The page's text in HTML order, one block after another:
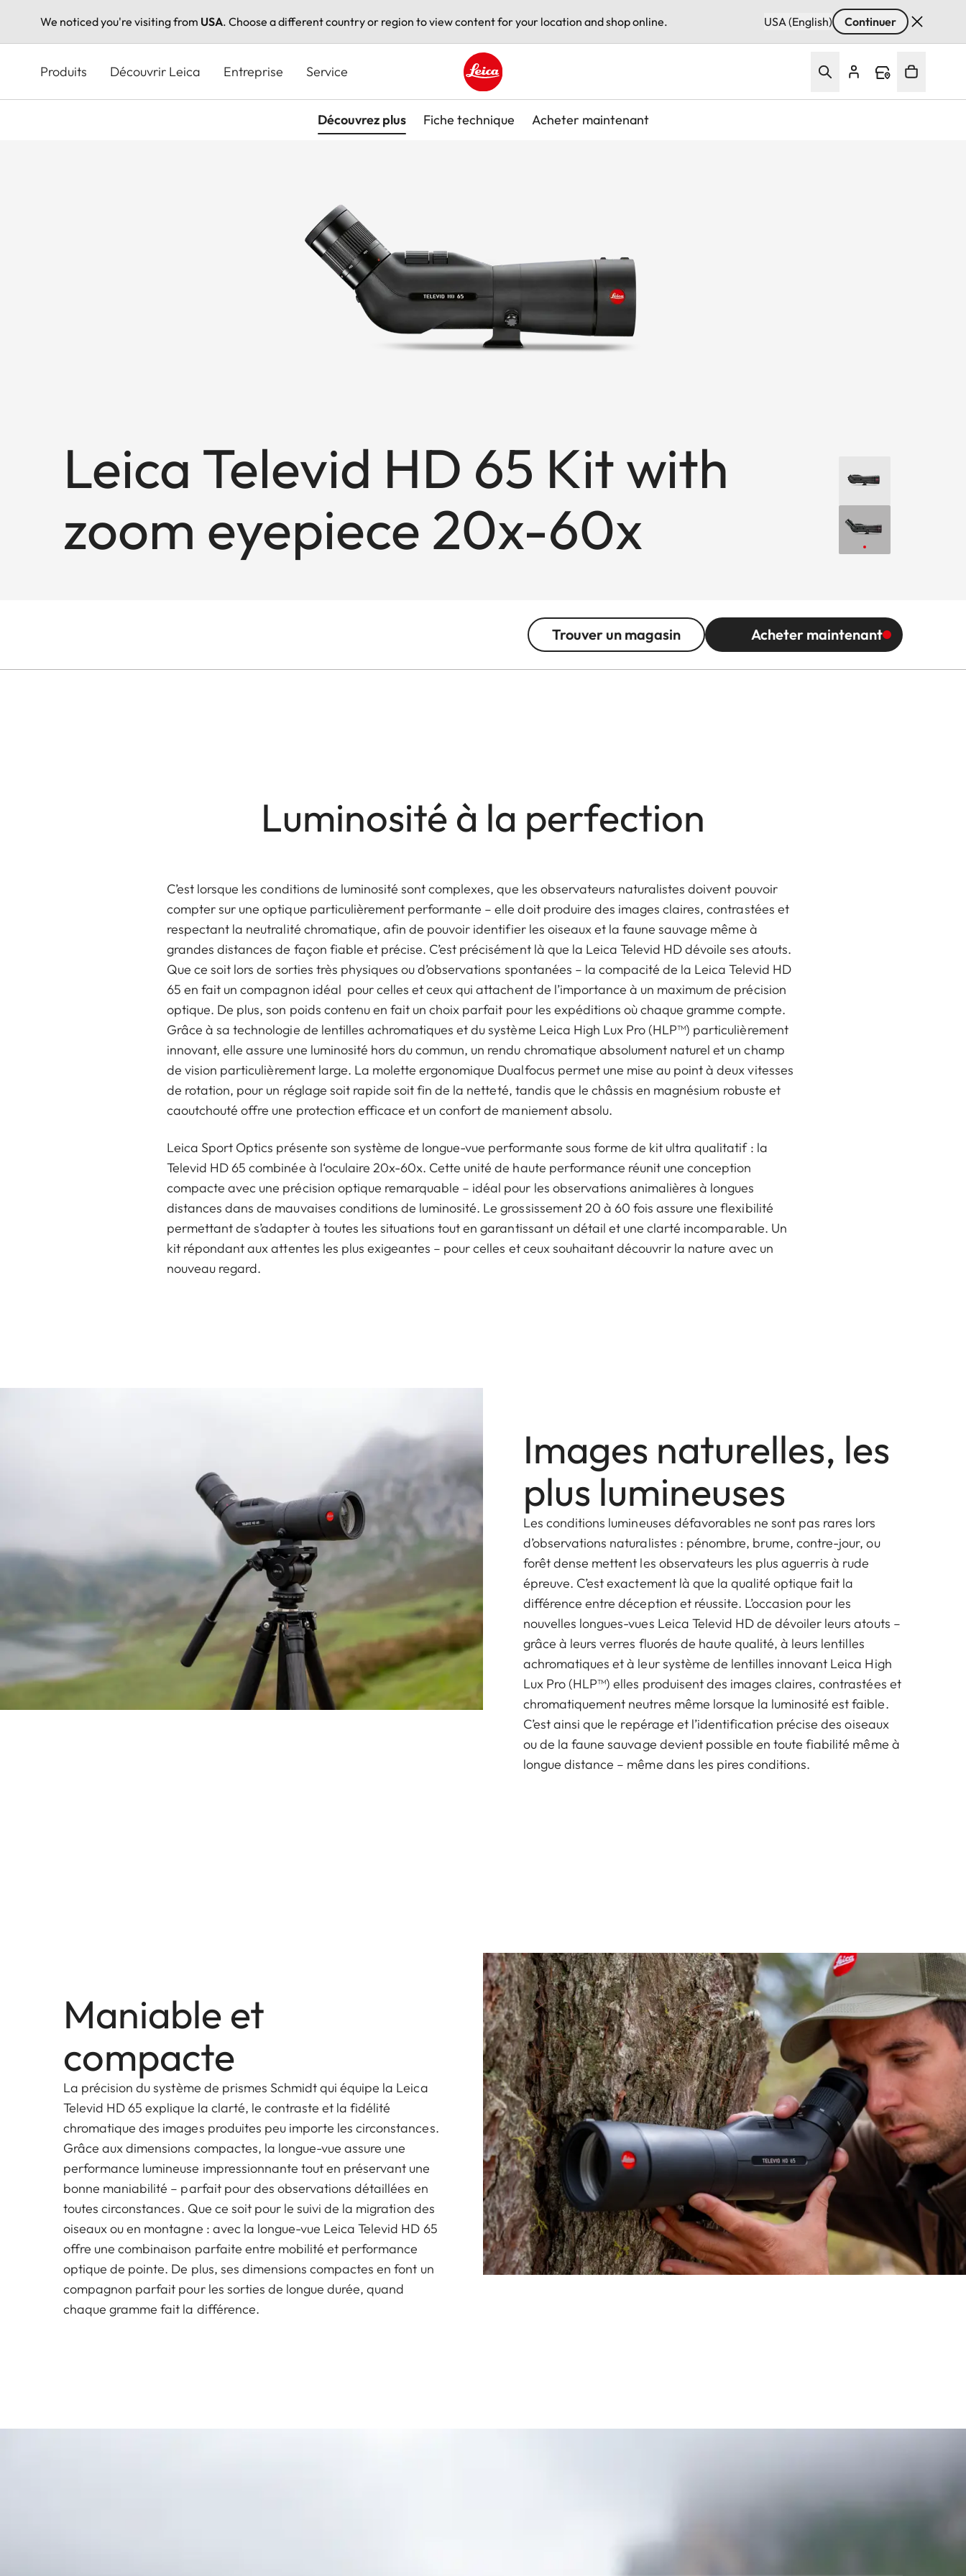
We noticed you're visiting from USA. Choose a different country or region to view content for your location and shop online. USA (English) Continuer
principal
Produits Découvrir Leica Entreprise Service
Leica logo - Home
Découvrez plus Fiche technique Acheter maintenant
Leica Televid HD 65 Kit with
zoom eyepiece 20x-60x
Trouver un magasin Acheter maintenant
Luminosité à la perfection
C’est lorsque les conditions de luminosité sont complexes, que les observateurs naturalistes doivent pouvoir
compter sur une optique particulièrement performante – elle doit produire des images claires, contrastées et
respectant la neutralité chromatique, afin de pouvoir identifier les oiseaux et la faune sauvage même à
grandes distances de façon fiable et précise. C’est précisément là que la Leica Televid HD dévoile ses atouts.
Que ce soit lors de sorties très physiques ou d’observations spontanées – la compacité de la Leica Televid HD
65 en fait un compagnon idéal pour celles et ceux qui attachent de l’importance à un maximum de précision
optique. De plus, son poids contenu en fait un choix parfait pour les expéditions où chaque gramme compte.
Grâce à sa technologie de lentilles achromatiques et du système Leica High Lux Pro (HLP™) particulièrement
innovant, elle assure une luminosité hors du commun, un rendu chromatique absolument naturel et un champ
de vision particulièrement large. La molette ergonomique Dualfocus permet une mise au point à deux vitesses
de rotation, pour un réglage soit rapide soit fin de la netteté, tandis que le châssis en magnésium robuste et
caoutchouté offre une protection efficace et un confort de maniement absolu.
Leica Sport Optics présente son système de longue-vue performante sous forme de kit ultra qualitatif : la
Televid HD 65 combinée à l‘oculaire 20x-60x. Cette unité de haute performance réunit une conception
compacte avec une précision optique remarquable – idéal pour les observations animalières à longues
distances dans de mauvaises conditions de luminosité. Le grossissement 20 à 60 fois assure une flexibilité
permettant de s’adapter à toutes les situations tout en garantissant un détail et une clarté incomparable. Un
kit répondant aux attentes les plus exigeantes – pour celles et ceux souhaitant découvrir la nature avec un
nouveau regard.
Images naturelles, les
plus lumineuses
Les conditions lumineuses défavorables ne sont pas rares lors
d’observations naturalistes : pénombre, brume, contre-jour, ou
forêt dense mettent les observateurs les plus aguerris à rude
épreuve. C’est exactement là que la qualité optique fait la
différence entre déception et réussite. L’occasion pour les
nouvelles longues-vues Leica Televid HD de dévoiler leurs atouts –
grâce à leurs verres fluorés de haute qualité, à leurs lentilles
achromatiques et à leur système de lentilles innovant Leica High
Lux Pro (HLP™) elles produisent des images claires, contrastées et
chromatiquement neutres même lorsque la luminosité est faible.
C’est ainsi que le repérage et l’identification précise des oiseaux
ou de la faune sauvage devient possible en toute fiabilité même à
longue distance – même dans les pires conditions.
Maniable et
compacte
La précision du système de prismes Schmidt qui équipe la Leica
Televid HD 65 explique la clarté, le contraste et la fidélité
chromatique des images produites peu importe les circonstances.
Grâce aux dimensions compactes, la longue-vue assure une
performance lumineuse impressionnante tout en préservant une
bonne maniabilité – parfait pour des observations détaillées en
toutes circonstances. Que ce soit pour le suivi de la migration des
oiseaux ou en montagne : avec la longue-vue Leica Televid HD 65
offre une combinaison parfaite entre mobilité et performance
optique de pointe. De plus, ses dimensions compactes en font un
compagnon parfait pour les sorties de longue durée, quand
chaque gramme fait la différence.